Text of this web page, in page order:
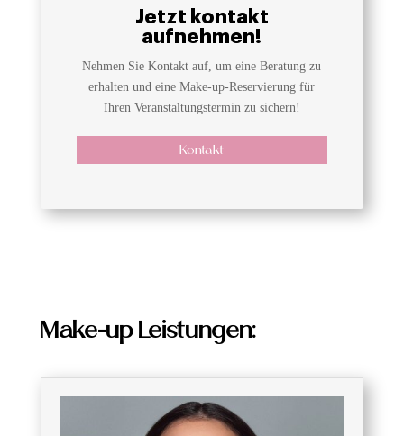
Jetzt kontakt
aufnehmen!
Nehmen Sie Kontakt auf, um eine Beratung zu
erhalten und eine Make-up-Reservierung für
Ihren Veranstaltungstermin zu sichern!
Kontakt
Make-up Leistungen: